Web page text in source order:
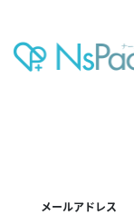
メールアドレス